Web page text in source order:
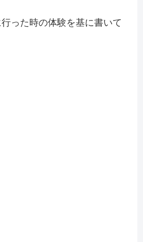
った時の体験を基に書いて